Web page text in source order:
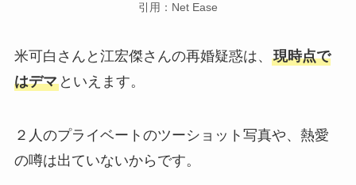
引用：Net Ease
米可白さんと江宏傑さんの再婚疑惑は、 現時点で
はデマといえます。
２人のプライベートのツーショット写真や、熱愛
の噂は出ていないからです。